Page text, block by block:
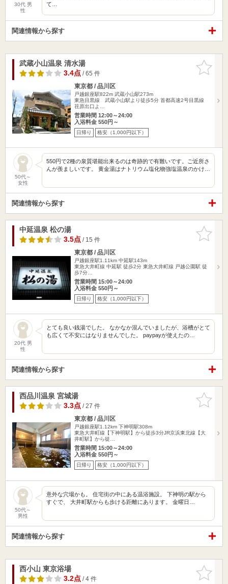
30代 男
性
て…
関連情報から探す
お気に入
りに追加
武蔵小山温泉 清水湯
3.4点/ 65 件
東京都 / 品川区
戸越銀座駅822m 武蔵小山駅273m
東急目黒線 武蔵小山駅より徒歩5分 首都高速2号目黒線
荏原出口よ…
営業時間 12:00～24:00
入浴料金 550円～
日帰り 格安（1,000円以下）
50代～
女性
550円で2種の泉質堪能出来るのは奇跡的で有難いです。ご近所さ
んが羨ましいです。 黄金湯はナトリウム塩化物強塩温泉のかけ…
関連情報から探す
お気に入
りに追加
中延温泉 松の湯
3.5点/ 15 件
東京都 / 品川区
戸越銀座駅1.11km 中延駅143m
東急大井町線 中延駅 徒歩2分 東急大井町線 戸越公園駅 徒
歩7分…
営業時間 15:00～24:00
入浴料金 550円～
日帰り 格安（1,000円以下）
20代 男
性
とても良い銭湯でした。 なかなか混んでいましたが、浴槽がとて
も広くて不安にはなりませんでした。 paypayが使えたの…
関連情報から探す
お気に入
りに追加
西品川温泉 宮城湯
3.3点/ 27 件
東京都 / 品川区
戸越銀座駅1.12km 下神明駅308m
東急大井町線【下神明駅】から徒歩3分JR京浜東北線【大
井町駅】から徒…
営業時間 15:00～24:00
入浴料金 550円～
日帰り 格安（1,000円以下）
50代～
男性
意外な穴場かも。 住宅街の中にある温浴施設。 下神明の駅から
すぐで、 大井町駅からも歩ける距離にあります。 金曜日…
関連情報から探す
お気に入
りに追加
西小山 東京浴場
3.2点/ 4 件